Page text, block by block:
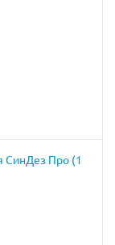
СинДез Про (1